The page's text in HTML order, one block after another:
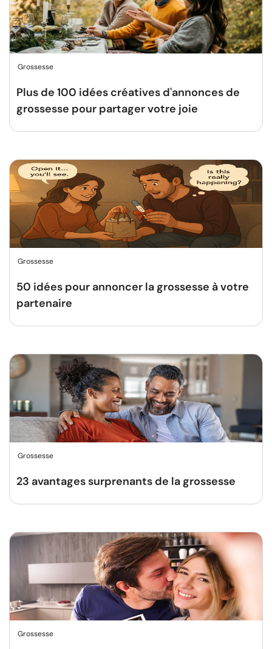
Grossesse
Plus de 100 idées créatives d'annonces de
grossesse pour partager votre joie
Grossesse
50 idées pour annoncer la grossesse à votre
partenaire
Grossesse
23 avantages surprenants de la grossesse
Grossesse